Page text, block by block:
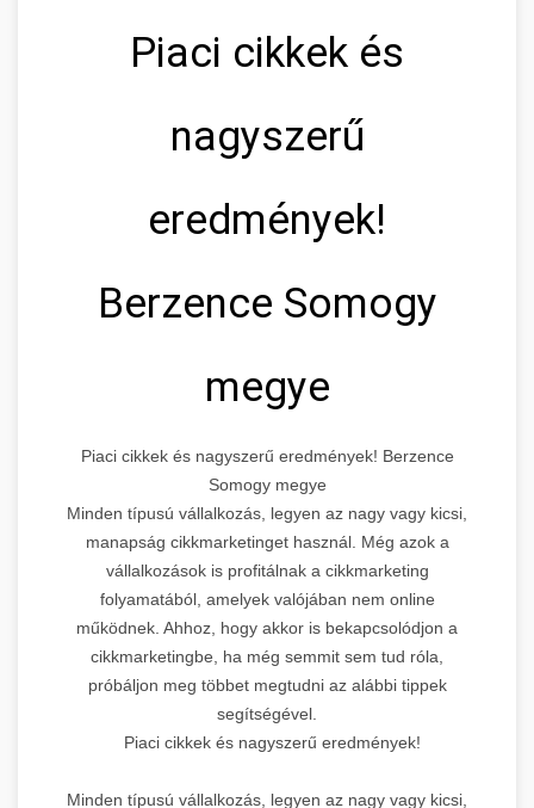
Piaci cikkek és
nagyszerű
eredmények!
Berzence Somogy
megye
Piaci cikkek és nagyszerű eredmények! Berzence
Somogy megye
Minden típusú vállalkozás, legyen az nagy vagy kicsi,
manapság cikkmarketinget használ. Még azok a
vállalkozások is profitálnak a cikkmarketing
folyamatából, amelyek valójában nem online
működnek. Ahhoz, hogy akkor is bekapcsolódjon a
cikkmarketingbe, ha még semmit sem tud róla,
próbáljon meg többet megtudni az alábbi tippek
segítségével.
Piaci cikkek és nagyszerű eredmények!
Minden típusú vállalkozás, legyen az nagy vagy kicsi,